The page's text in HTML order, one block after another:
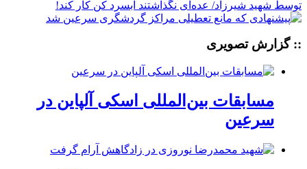
:: گزارش تصویری
مسابقات بین‌المللی اسکی آلپاین در
سرعین